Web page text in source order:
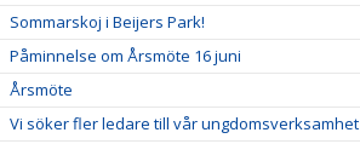
Sommarskoj i Beijers Park!
Påminnelse om Årsmöte 16 juni
Årsmöte
Vi söker fler ledare till vår ungdomsverksamhet